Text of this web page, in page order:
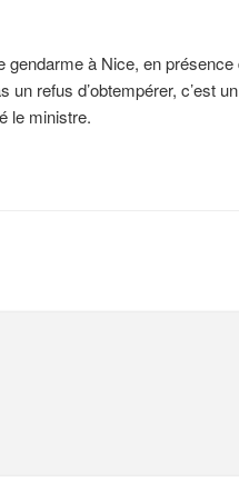
gendarme à Nice, en présence
un refus d’obtempérer, c’est
le ministre.